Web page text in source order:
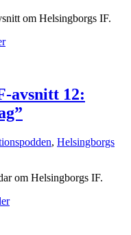
om Helsingborgs IF.
avsnitt 12:
, Helsingborgs
om Helsingborgs IF.